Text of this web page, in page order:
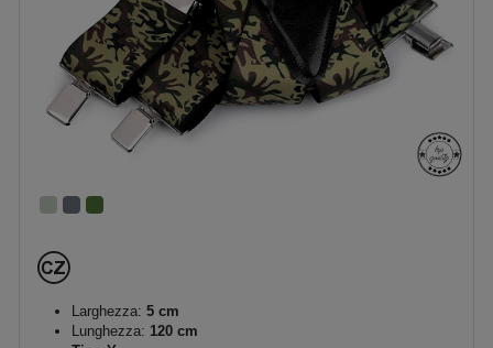
Larghezza: 5 cm
Lunghezza: 120 cm